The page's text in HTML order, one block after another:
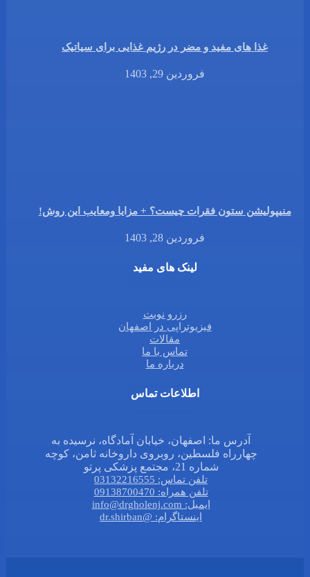
غذا های مفید و مضر در رژیم غذایی برای سیاتیک
فروردین 29, 1403
منیپولیشن ستون فقرات چیست؟ + مزایا ومعایب این روش!
فروردین 28, 1403
لینک های مفید
رزرو نوبت
فیزیوتراپی در اصفهان
مقالات
تماس با ما
درباره ما
اطلاعات تماس
آدرس ما: اصفهان، خیابان آمادگاه، نرسیده به
چهارراه فلسطین، روبروی داروخانه ثامن، کوچه
شماره 21، مجتمع پزشکی پرتو
تلفن تماس: 03132216555
تلفن همراه: 09138700470
ایمیل: info@drgholenj.com
اینستاگرام: @dr.shirban